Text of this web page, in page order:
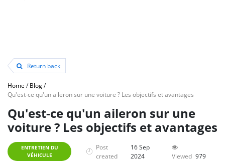
Return back
Home /Blog/
Qu'est-ce qu'un aileron sur une voiture ? Les objectifs et avantages
Qu'est-ce qu'un aileron sur une
voiture ? Les objectifs et avantages
ENTRETIEN DU
VÉHICULE
Post
created
16 Sep
2024
Viewed 979